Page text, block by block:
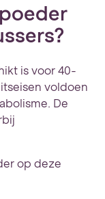
is voor 40-
voldoen
De
op deze